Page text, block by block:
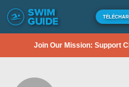
Join Our Mission: Support